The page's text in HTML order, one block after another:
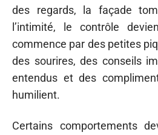
des regards, la façade
l’intimité, le contrôle
commence par des petites
des sourires, des conseils
entendus et des
humilient.
Certains comportements